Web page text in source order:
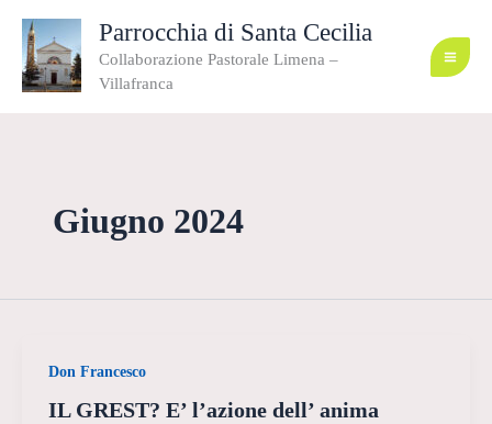
contenuto
Parrocchia di Santa Cecilia
Collaborazione Pastorale Limena –
Villafranca
Giugno 2024
Don Francesco
IL GREST? E’ l’azione dell’ anima